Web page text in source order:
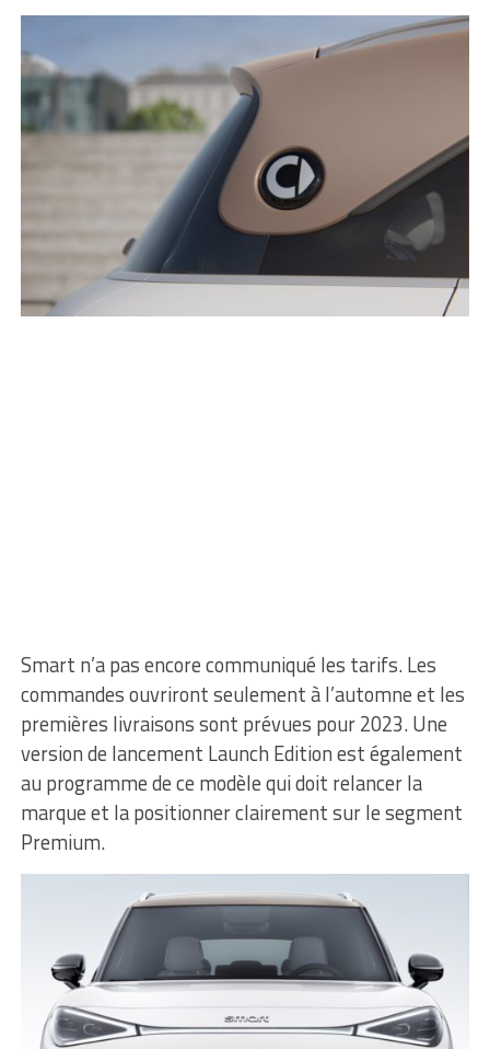
Smart n’a pas encore communiqué les tarifs. Les
commandes ouvriront seulement à l’automne et les
premières livraisons sont prévues pour 2023. Une
version de lancement Launch Edition est également
au programme de ce modèle qui doit relancer la
marque et la positionner clairement sur le segment
Premium.